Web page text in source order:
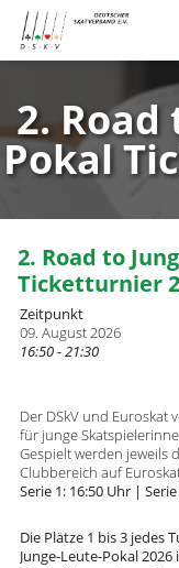
2. Road
Pokal
2. Road to
Ticketturnier
Zeitpunkt
09. August 2026
16:50 - 21:30
Der DSkV und Euroskat
für junge
Gespielt werden jeweils
Clubbereich auf
Serie 1: 16:50 Uhr |
Die Plätze 1 bis 3 jedes
Junge-Leute-Pokal 2026